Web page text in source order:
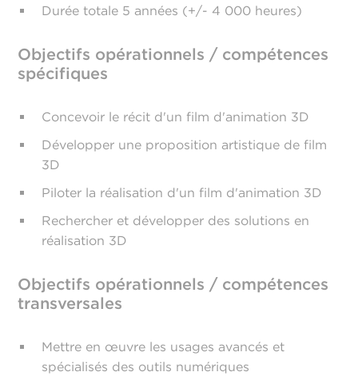
Durée totale 5 années (+/- 4 000 heures)
Objectifs opérationnels / compétences
spécifiques
Concevoir le récit d'un film d'animation 3D
Développer une proposition artistique de film
3D
Piloter la réalisation d'un film d'animation 3D
Rechercher et développer des solutions en
réalisation 3D
Objectifs opérationnels / compétences
transversales
Mettre en œuvre les usages avancés et
spécialisés des outils numériques